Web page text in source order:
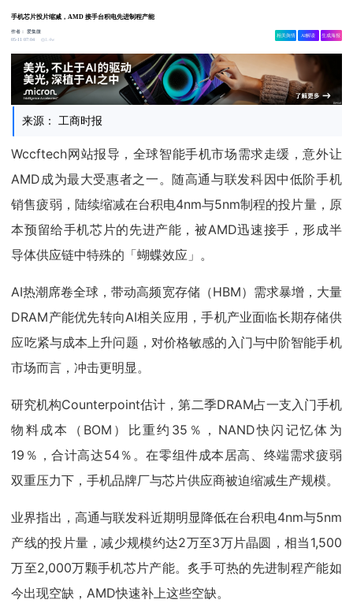
手机芯片投片缩减，AMD 接手台积电先进制程产能
作者：爱集微
05-11 07:04
1.4w
相关舆情 AI解读 生成海报
来源： 工商时报
Wccftech网站报导，全球智能手机市场需求走缓，意外让
AMD成为最大受惠者之一。随高通与联发科因中低阶手机
销售疲弱，陆续缩减在台积电4nm与5nm制程的投片量，原
本预留给手机芯片的先进产能，被AMD迅速接手，形成半
导体供应链中特殊的「蝴蝶效应」。
AI热潮席卷全球，带动高频宽存储（HBM）需求暴增，大量
DRAM产能优先转向AI相关应用，手机产业面临长期存储供
应吃紧与成本上升问题，对价格敏感的入门与中阶智能手机
市场而言，冲击更明显。
研究机构Counterpoint估计，第二季DRAM占一支入门手机
物料成本（BOM）比重约35％，NAND快闪记忆体为
19％，合计高达54％。在零组件成本居高、终端需求疲弱
双重压力下，手机品牌厂与芯片供应商被迫缩减生产规模。
业界指出，高通与联发科近期明显降低在台积电4nm与5nm
产线的投片量，减少规模约达2万至3万片晶圆，相当1,500
万至2,000万颗手机芯片产能。炙手可热的先进制程产能如
今出现空缺，AMD快速补上这些空缺。